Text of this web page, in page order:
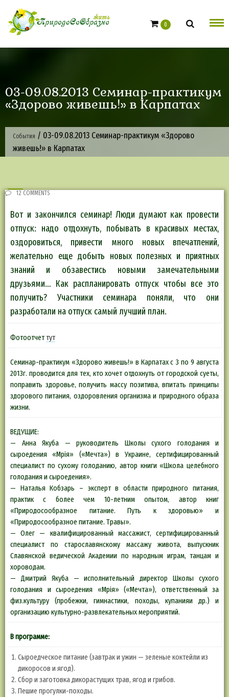
content
0
03-09.08.2013 Семинар-практикум
«Здорово живешь!» в Карпатах
События / 03-09.08.2013 Семинар-практикум «Здорово
живешь!» в Карпатах
12 COMMENTS
Вот и закончился семинар! Люди думают как провести
отпуск: надо отдохнуть, побывать в красивых местах,
оздоровиться, привести много новых впечатлений,
желательно еще добыть новых полезных и приятных
знаний и обзавестись новыми замечательными
друзьями… Как распланировать отпуск чтобы все это
получить? Участники семинара поняли, что они
разработали на отпуск самый лучший план.
Фотоотчеттут
Семинар-практикум «Здорово живешь!» в Карпатах с 3 по 9 августа
2013г. проводится для тех, кто хочет отдохнуть от городской суеты,
поправить здоровье, получить массу позитива, впитать принципы
здорового питания, оздоровления организма и природного образа
жизни.
ВЕДУЩИЕ:
— Анна Якуба — руководитель Школы сухого голодания и
сыроедения «Мрiя» («Мечта») в Украине, сертифицированный
специалист по сухому голоданию, автор книги «Школа целебного
голодания и сыроедения».
— Наталья Кобзарь – эксперт в области природного питания,
практик с более чем 10-летним опытом, автор книг
«Природосообразное питание. Путь к здоровью» и
«Природосообразное питание. Травы».
— Олег — квалифицированный массажист, сертифицированный
специалист по старославянскому массажу живота, выпускник
Славянской ведической Академии по народным играм, танцам и
хороводам.
— Дмитрий Якуба — исполнительный директор Школы сухого
голодания и сыроедения «Мрiя» («Мечта»), ответственный за
физ.культуру (пробежки, гимнастики, походы, купанияи др.) и
организацию культурно-развлекательных мероприятий.
В программе:
Сыроедческое питание (завтрак и ужин — зеленые коктейли из
дикоросов и ягод).
Сбор и заготовка дикорастущих трав, ягод и грибов.
Пешие прогулки-походы.